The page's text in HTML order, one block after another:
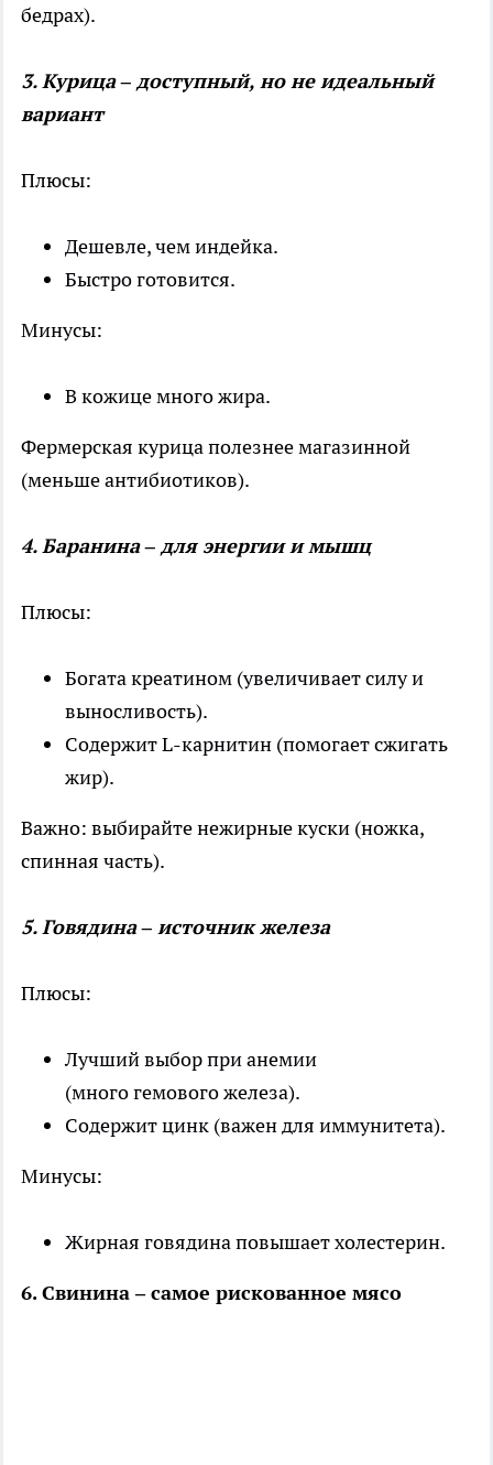
бедрах).
3. Курица – доступный, но не идеальный
вариант
Плюсы:
Дешевле, чем индейка.
Быстро готовится.
Минусы:
В кожице много жира.
Фермерская курица полезнее магазинной
(меньше антибиотиков).
4. Баранина – для энергии и мышц
Плюсы:
Богата креатином (увеличивает силу и
выносливость).
Содержит L-карнитин (помогает сжигать
жир).
Важно: выбирайте нежирные куски (ножка,
спинная часть).
5. Говядина – источник железа
Плюсы:
Лучший выбор при анемии
(много гемового железа).
Содержит цинк (важен для иммунитета).
Минусы:
Жирная говядина повышает холестерин.
6. Свинина – самое рискованное мясо